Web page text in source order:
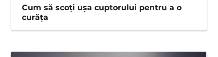
Cum să scoți ușa cuptorului pentru a o
curăța